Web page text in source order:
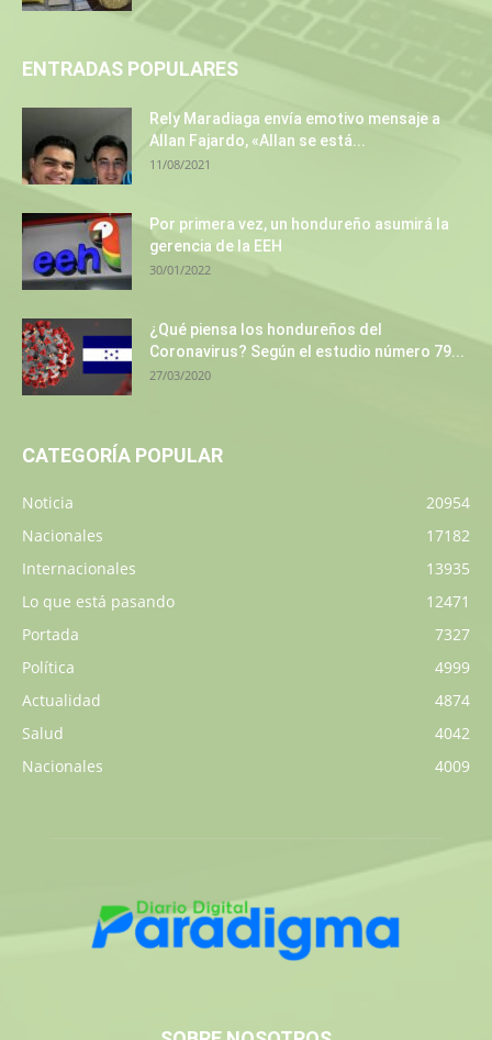
ENTRADAS POPULARES
Rely Maradiaga envía emotivo mensaje a
Allan Fajardo, «Allan se está...
11/08/2021
Por primera vez, un hondureño asumirá la
gerencia de la EEH
30/01/2022
¿Qué piensa los hondureños del
Coronavirus? Según el estudio número 79...
27/03/2020
CATEGORÍA POPULAR
Noticia
20954
Nacionales
17182
Internacionales
13935
Lo que está pasando
12471
Portada
7327
Política
4999
Actualidad
4874
Salud
4042
Nacionales
4009